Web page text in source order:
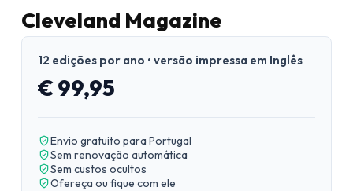
Cleveland Magazine
12 edições por ano • versão impressa em Inglês
€ 99,95
Envio gratuito para Portugal
Sem renovação automática
Sem custos ocultos
Ofereça ou fique com ele